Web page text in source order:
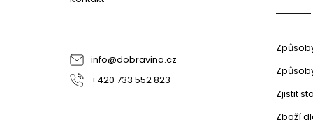
info@dobravina.cz
+420 733 552 823
Zjistit
Zboží